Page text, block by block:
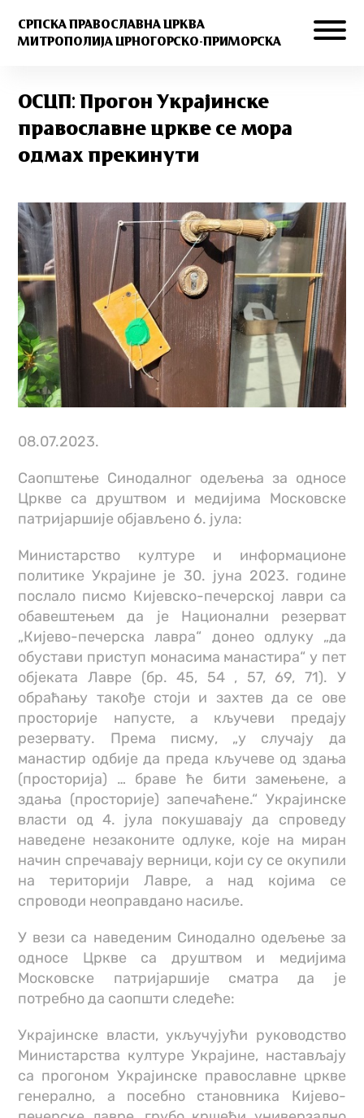
СРПСКА ПРАВОСЛАВНА ЦРКВА
МИТРОПОЛИЈА ЦРНОГОРСКО-ПРИМОРСКА
ОСЦП: Прогон Украјинске
православне цркве се мора
одмах прекинути
08.07.2023.
Саопштење Синодалног одељења за односе
Цркве са друштвом и медијима Московске
патријаршије објављено 6. јула:
Министарство културе и информационе
политике Украјине је 30. јуна 2023. године
послало писмо Кијевско-печерској лаври са
обавештењем да је Национални резерват
„Кијево-печерска лавра“ донео одлуку „да
обустави приступ монасима манастира“ у пет
објеката Лавре (бр. 45, 54 , 57, 69, 71). У
обраћању такође стоји и захтев да се ове
просторије напусте, а кључеви предају
резервату. Према писму, „у случају да
манастир одбије да преда кључеве од здања
(просторија) … браве ће бити замењене, а
здања (просторије) запечаћене.“ Украјинске
власти од 4. јула покушавају да спроведу
наведене незаконите одлуке, које на миран
начин спречавају верници, који су се окупили
на територији Лавре, а над којима се
спроводи неоправдано насиље.
У вези са наведеним Синодално одељење за
односе Цркве са друштвом и медијима
Московске патријаршије сматра да је
потребно да саопшти следеће:
Украјинске власти, укључујући руководство
Министарства културе Украјине, настављају
са прогоном Украјинске православне цркве
генерално, а посебно становника Кијево-